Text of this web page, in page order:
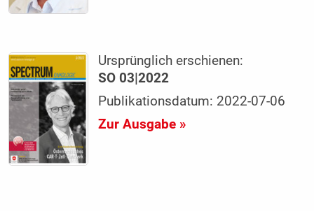
Ursprünglich erschienen:
SO 03|2022
Publikationsdatum: 2022-07-06
Zur Ausgabe »